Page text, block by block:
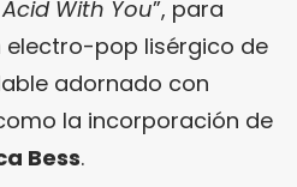
With You”, para
electro-pop lisérgico de
adornado con
la incorporación de
Bess.